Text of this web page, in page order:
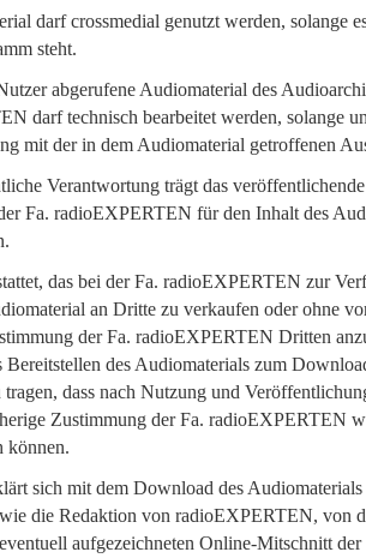
darf crossmedial genutzt werden, solange
steht.
abgerufene Audiomaterial des
darf technisch bearbeitet werden, solange
mit der in dem Audiomaterial getroffenen
Verantwortung trägt das
Fa. radioEXPERTEN für den Inhalt des
das bei der Fa. radioEXPERTEN zur
an Dritte zu verkaufen oder ohne
der Fa. radioEXPERTEN Dritten
Bereitstellen des Audiomaterials zum
tragen, dass nach Nutzung und
Zustimmung der Fa. radioEXPERTEN
können.
sich mit dem Download des Audiomaterials
die Redaktion von radioEXPERTEN, von
aufgezeichneten Online-Mitschnitt